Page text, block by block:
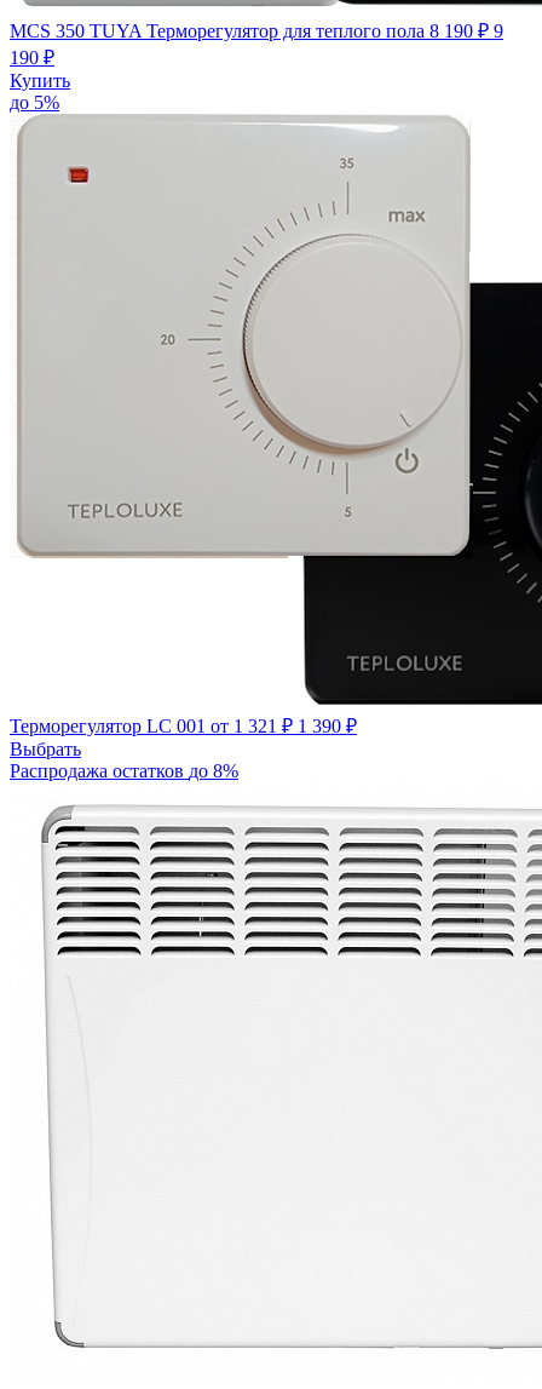
MCS 350 TUYA Терморегулятор для теплого пола 8 190 ₽ 9
190 ₽
Купить
до 5%
Терморегулятор LC 001 от 1 321 ₽ 1 390 ₽
Выбрать
Распродажа остатков до 8%